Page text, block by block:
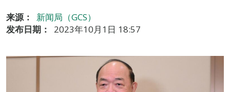
来源：
新闻局（GCS）
发布日期：
2023年10月1日 18:57